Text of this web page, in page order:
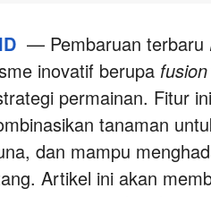
— Pembaruan terbaru
inovatif berupa fusion
permainan. Fitur
tanaman
dan mampu
Artikel ini akan